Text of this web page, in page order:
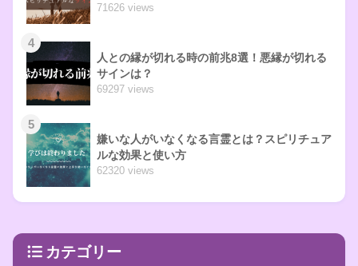
71626 views
4
人との縁が切れる時の前兆8選！悪縁が切れる
サインは？
69297 views
5
嫌いな人がいなくなる言霊とは？スピリチュア
ルな効果と使い方
62320 views
カテゴリー